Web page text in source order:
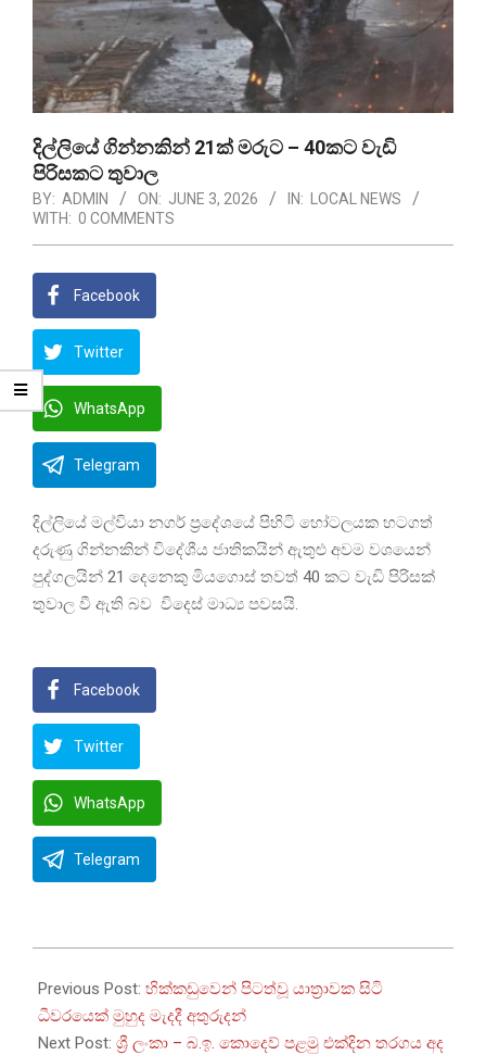
දිල්ලියේ ගින්නකින් 21ක් මරුට – 40කට වැඩි
පිරිසකට තුවාල
BY: ADMIN ON: JUNE 3, 2026 IN:
LOCAL NEWS
WITH: 0 COMMENTS
Facebook
Twitter
WhatsApp
Telegram
දිල්ලියේ මල්වියා නගර් ප්‍රදේශයේ පිහිටි හෝටලයක හටගත්
දරුණු ගින්නකින් විදේශීය ජාතිකයින් ඇතුළු අවම වශයෙන්
පුද්ගලයින් 21 දෙනෙකු මියගොස් තවත් 40 කට වැඩි පිරිසක්
තුවාල වී ඇති බව විදෙස් මාධ්‍ය පවසයි.
Facebook
Twitter
WhatsApp
Telegram
06-
03
Previous Post: හික්කඩුවෙන් පිටත්වූ යාත්‍රාවක සිටි
ධීවරයෙක් මුහුද මැදදී අතුරුදන්
Next Post: ශ්‍රී ලංකා – බ.ඉ. කොදෙව් පළමු එක්දින තරගය අද